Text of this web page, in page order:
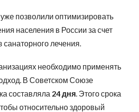
позволили оптимизировать
населения в России за счет
лечения.
необходимо применять
В Советском Союзе
составляла 24 дня. Этого срока
относительно здоровый